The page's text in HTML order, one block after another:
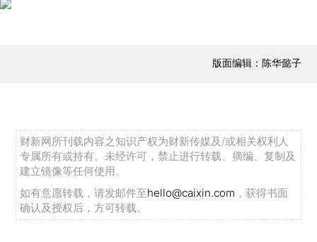
版面编辑：陈华懿子
财新网所刊载内容之知识产权为财新传媒及/或相关权利人
专属所有或持有。未经许可，禁止进行转载、摘编、复制及
建立镜像等任何使用。
如有意愿转载，请发邮件至hello@caixin.com ，获得书面
确认及授权后，方可转载。